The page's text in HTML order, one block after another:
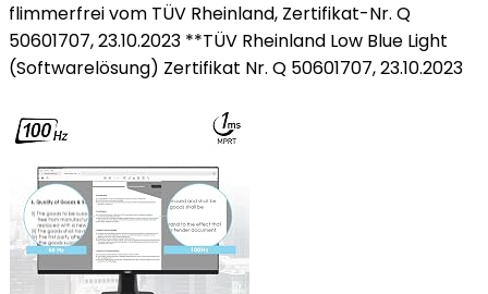
flimmerfrei vom TÜV Rheinland, Zertifikat-Nr. Q
50601707, 23.10.2023 **TÜV Rheinland Low Blue Light
(Softwarelösung) Zertifikat Nr. Q 50601707, 23.10.2023